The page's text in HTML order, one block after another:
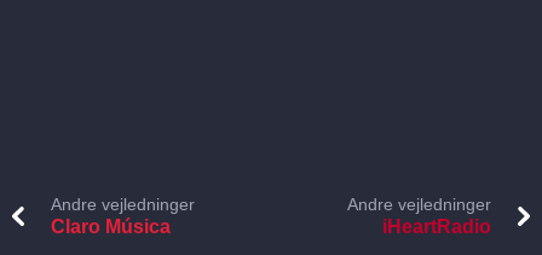
Andre vejledninger
Claro Música
Andre vejledninger
iHeartRadio